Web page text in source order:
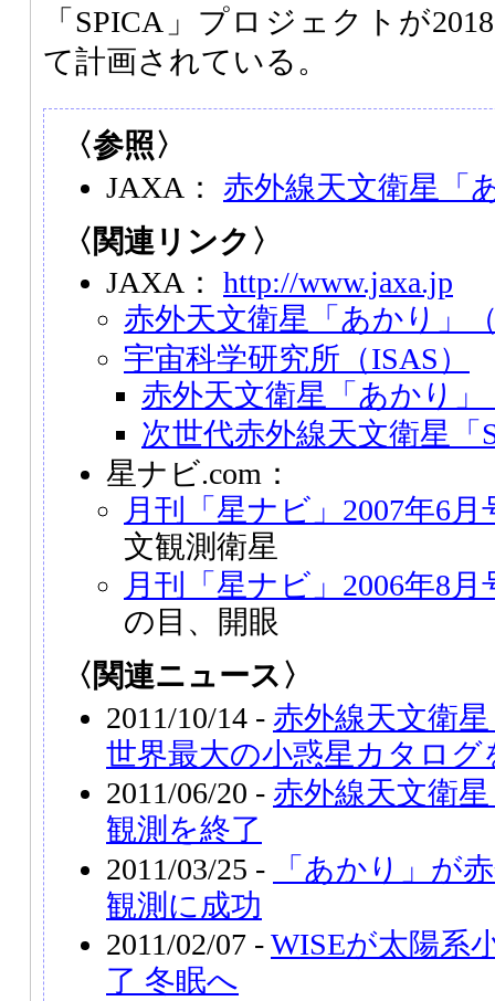
「SPICA」プロジェクトが
て計画されている。
〈参照〉
JAXA： 赤外線天文衛星「
〈関連リンク〉
JAXA： http://www.jaxa.jp
赤外天文衛星「あかり」
宇宙科学研究所（ISAS）
赤外天文衛星「あかり」
次世代赤外線天文衛星「
星ナビ.com：
月刊「星ナビ」2007年6月
文観測衛星
月刊「星ナビ」2006年8月
の目、開眼
〈関連ニュース〉
2011/10/14 - 赤外線天文衛
世界最大の小惑星カタログ
2011/06/20 - 赤外線天文衛
観測を終了
2011/03/25 -
「あかり」が
観測に成功
2011/02/07 -WISEが太陽系
了 冬眠へ